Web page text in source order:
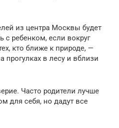
из центра Москвы будет
с ребенком, если вокруг
кто ближе к природе, —
прогулках в лесу и вблизи
Часто родители лучше
для себя, но дадут все